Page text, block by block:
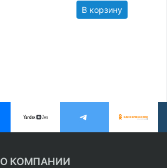
В корзину
О КОМПАНИИ